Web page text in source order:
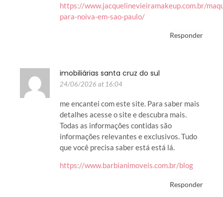
https://www.jacquelinevieiramakeup.com.br/
para-noiva-em-sao-paulo/
Responder
imobiliárias santa cruz do sul
24/06/2026 at 16:04
me encantei com este site. Para saber mais
detalhes acesse o site e descubra mais.
Todas as informações contidas são
informações relevantes e exclusivos. Tudo
que você precisa saber está está lá.
https://www.barbianimoveis.com.br/blog
Responder